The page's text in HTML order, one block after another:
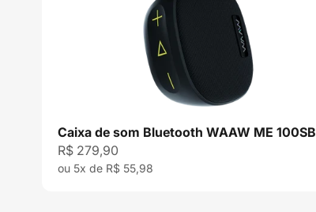
Caixa de som Bluetooth WAAW ME 100SB
Preço promocional
R$ 279,90
ou 5x de R$ 55,98